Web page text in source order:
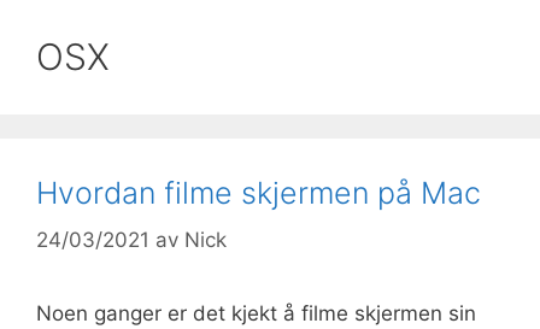
OSX
Hvordan filme skjermen på Mac
24/03/2021 av Nick
Noen ganger er det kjekt å filme skjermen sin